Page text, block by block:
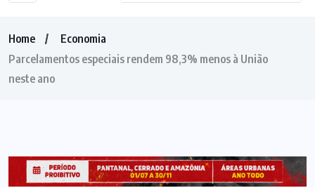
Home
Economia
Parcelamentos especiais rendem 98,3% menos à União
neste ano